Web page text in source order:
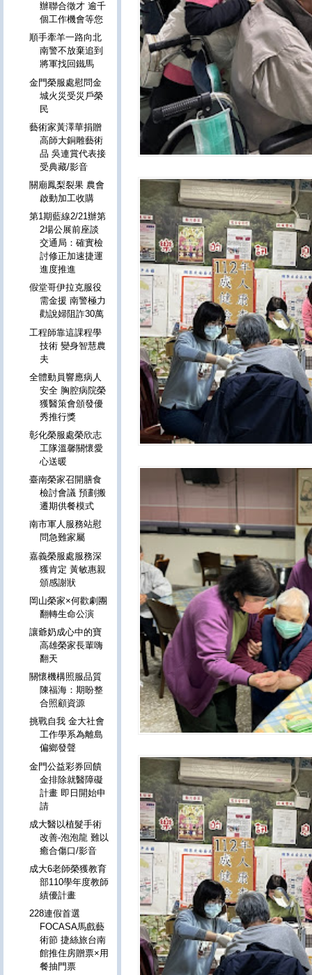
辦聯合徵才 逾千
個工作機會等您
順手牽羊一路向北
南警不放棄追到
將軍找回鐵馬
金門榮服處慰問金
城火災受災戶榮
民
藝術家黃澤華捐贈
高師大銅雕藝術
品 吳連賞代表接
受典藏/影音
關廟鳳梨裂果 農會
啟動加工收購
第1期藍線2/21辦第
2場公展前座談
交通局：確實檢
討修正加速捷運
進度推進
假堂哥伊拉克服役
需金援 南警極力
勸說婦阻詐30萬
工程師靠這課程學
技術 變身智慧農
夫
全體動員響應病人
安全 胸腔病院榮
獲醫策會頒發優
秀推行獎
彰化榮服處榮欣志
工隊溫馨關懷愛
心送暖
臺南榮家召開膳食
檢討會議 預劃搬
遷期供餐模式
南市軍人服務站慰
問急難家屬
嘉義榮服處服務深
獲肯定 黃敏惠親
頒感謝狀
岡山榮家×何歡劇團
翻轉生命公演
讓爺奶成心中的寶
高雄榮家長輩嗨
翻天
關懷機構照服品質
陳福海：期盼整
合照顧資源
挑戰自我 金大社會
工作學系為離島
偏鄉發聲
金門公益彩券回饋
金排除就醫障礙
計畫 即日開始申
請
成大醫以植髮手術
改善-泡泡龍 難以
癒合傷口/影音
成大6老師榮獲教育
部110學年度教師
績優計畫
228連假首選
FOCASA馬戲藝
術節 捷絲旅台南
館推住房贈票×用
餐抽門票